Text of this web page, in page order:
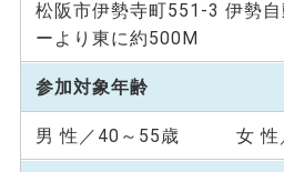
松阪市伊勢寺町551-3 伊勢
ーより東に約500M
参加対象年齢
男 性／40～55歳 女 性